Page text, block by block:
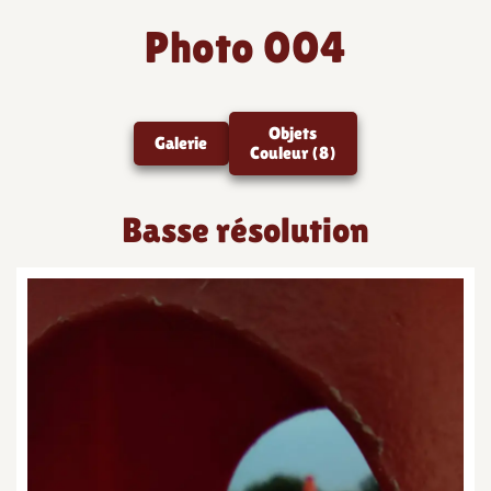
Photo 004
Galerie
Objets
Couleur (8)
Basse résolution